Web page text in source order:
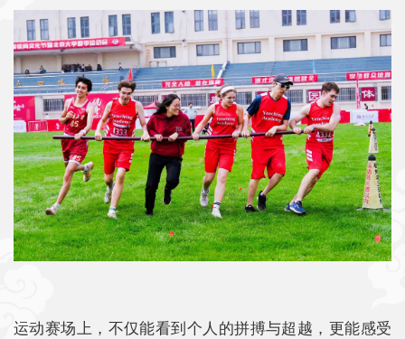
运动赛场上，不仅能看到个人的拼搏与超越，更能感受